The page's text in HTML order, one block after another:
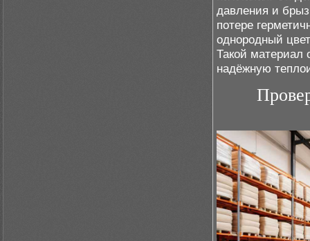
давления и
потере
однородный
Такой материал
надёжную